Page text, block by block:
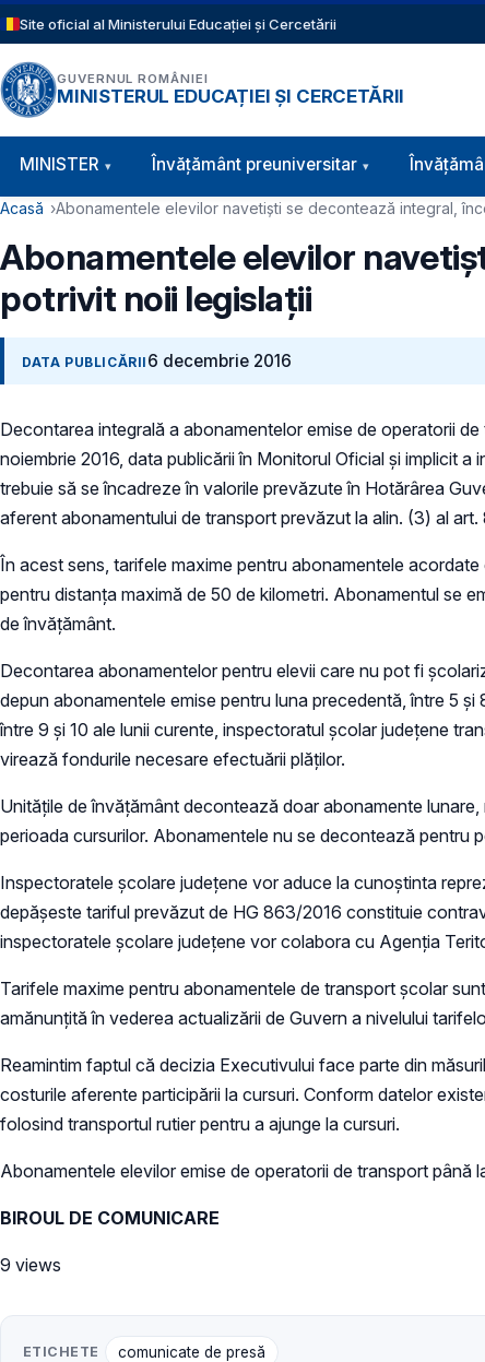
Sari la conținutul principal
Site oficial al Ministerului Educației și Cercetării
GUVERNUL ROMÂNIEI
MINISTERUL EDUCAȚIEI ȘI CERCETĂRII
Navigație principală
MINISTER Învăţământ preuniversitar
Cale de navigare
Acasă Abonamentele elevilor navetiști se decontează integral,
Abonamentele elevilor
potrivit noii legislații
DATA PUBLICĂRII 6 decembrie 2016
Decontarea integrală a abonamentelor emise de operatorii
noiembrie 2016, data publicării în Monitorul Oficial și implicit
trebuie să se încadreze în valorile prevăzute în Hotărârea
aferent abonamentului de transport prevăzut la alin. (3) al
În acest sens, tarifele maxime pentru abonamentele
pentru distanța maximă de 50 de kilometri. Abonamentul se
de învăţământ.
Decontarea abonamentelor pentru elevii care nu pot fi
depun abonamentele emise pentru luna precedentă, între 5
între 9 și 10 ale lunii curente, inspectoratul şcolar judeţene
virează fondurile necesare efectuării plăților.
Unitățile de învăţământ decontează doar abonamente
perioada cursurilor. Abonamentele nu se decontează pentru
Inspectoratele școlare județene vor aduce la cunoștinta
depășeste tariful prevăzut de HG 863/2016 constituie
inspectoratele școlare județene vor colabora cu Agenția
Tarifele maxime pentru abonamentele de transport școlar
amănunțită în vederea actualizării de Guvern a nivelului
Reamintim faptul că decizia Executivului face parte din
costurile aferente participării la cursuri. Conform datelor
folosind transportul rutier pentru a ajunge la cursuri.
Abonamentele elevilor emise de operatorii de transport
BIROUL DE COMUNICARE
9 views
ETICHETE comunicate de presă